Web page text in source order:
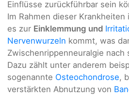
Einflüsse zurückführbar sein
Im Rahmen dieser
es zur Einklemmung und
Nervenwurzeln kommt, was
Zwischenrippenneuralgie nach
Dazu zählt unter anderem
sogenannte Osteochondrose,
verstärkten Abnutzung von